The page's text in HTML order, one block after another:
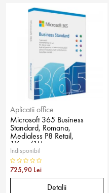
Aplicatii office
Microsoft 365 Business
Standard, Romana,
Medialess P8 Retail,
1Year/1User
Indisponibil
725,90 Lei
Detalii